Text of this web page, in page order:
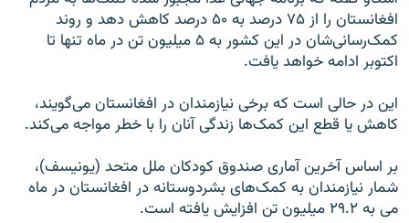
افغانستان را از ۷۵ درصد به ۵۰ درصد کاهش دهد و روند
کمک‌رسانی‌شان در این کشور به ۵ میلیون تن در ماه تنها تا
اکتوبر ادامه خواهد یافت.
این در حالی است که برخی نیازمندان در افغانستان می‌گویند،
کاهش یا قطع این کمک‌ها زندگی آنان را با خطر مواجه می‌کند.
بر اساس آخرین آماری صندوق کودکان ملل متحد (یونیسف)،
شمار نیازمندان به کمک‌های بشردوستانه در افغانستان در ماه
می به ۲۹.۲ میلیون تن افزایش یافته است.